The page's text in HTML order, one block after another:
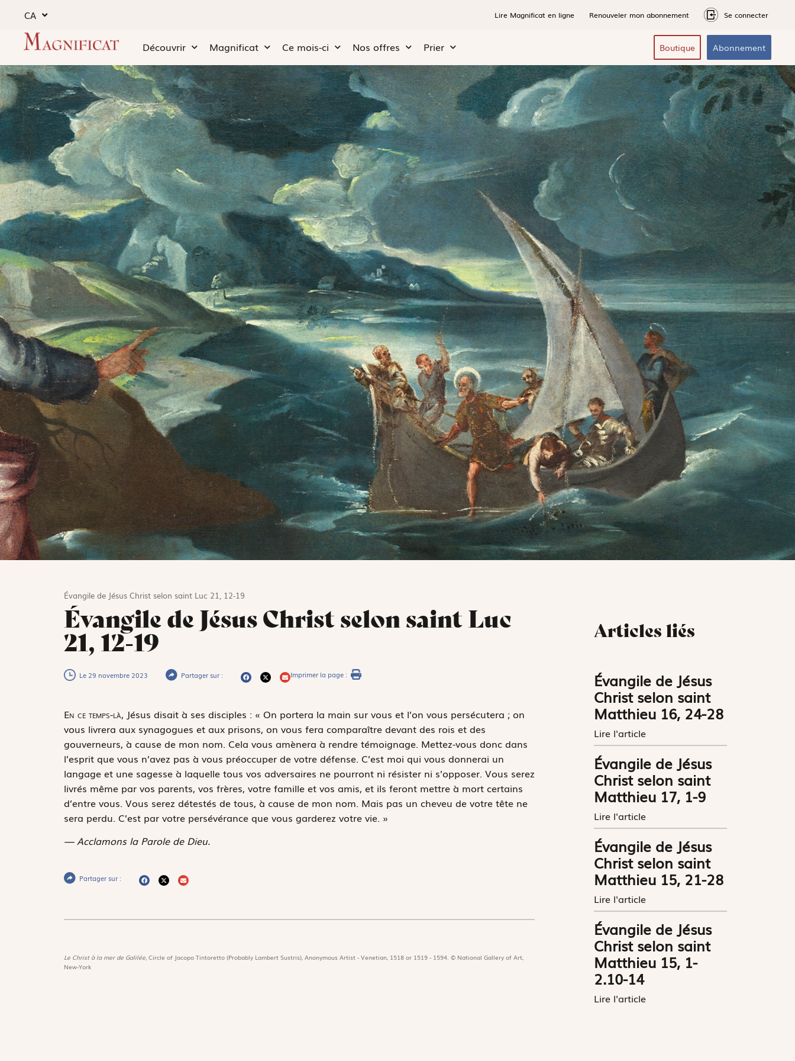
CA Lire Magnificat en ligne Renouveler mon abonnement Se connecter
Découvrir Magnificat Ce mois-ci Nos offres Prier Boutique Abonnement
Évangile de Jésus Christ selon saint Luc 21, 12-19
Évangile de Jésus Christ selon saint Luc
21, 12-19
Le 29 novembre 2023 Partager sur : Imprimer la page :
En ce temps-là, Jésus disait à ses disciples : « On portera la main sur vous et l’on vous persécutera ; on
vous livrera aux synagogues et aux prisons, on vous fera comparaître devant des rois et des
gouverneurs, à cause de mon nom. Cela vous amènera à rendre témoignage. Mettez-vous donc dans
l’esprit que vous n’avez pas à vous préoccuper de votre défense. C’est moi qui vous donnerai un
langage et une sagesse à laquelle tous vos adversaires ne pourront ni résister ni s’opposer. Vous serez
livrés même par vos parents, vos frères, votre famille et vos amis, et ils feront mettre à mort certains
d’entre vous. Vous serez détestés de tous, à cause de mon nom. Mais pas un cheveu de votre tête ne
sera perdu. C’est par votre persévérance que vous garderez votre vie. »
— Acclamons la Parole de Dieu.
Partager sur :
Le Christ à la mer de Galilée, Circle of Jacopo Tintoretto (Probably Lambert Sustris), Anonymous Artist - Venetian, 1518 or 1519 - 1594. © National Gallery of Art,
New-York
Articles liés
Évangile de Jésus
Christ selon saint
Matthieu 16, 24-28
Lire l'article
Évangile de Jésus
Christ selon saint
Matthieu 17, 1-9
Lire l'article
Évangile de Jésus
Christ selon saint
Matthieu 15, 21-28
Lire l'article
Évangile de Jésus
Christ selon saint
Matthieu 15, 1-
2.10-14
Lire l'article